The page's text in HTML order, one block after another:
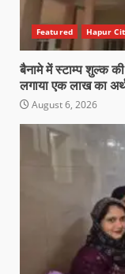
Featured Hapur
बैनामे में स्टाम्प शुल्क
लगाया एक लाख का
August 6, 2026